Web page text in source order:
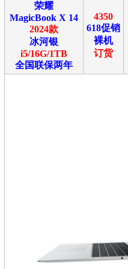
荣耀
MagicBook X 14
2024款
冰河银
i5/16G/1TB
全国联保两年
4350
618促销
裸机
订货